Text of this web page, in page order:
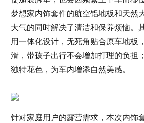
梦想家内饰套件的航空铝地板和天然
大气的同时解决了清洁和保养烦恼。
用一体化设计，无死角贴合原车地板
滑，带孩子出行不会增加打理的负担
独特花色，为车内增添自然美感。
针对家庭用户的露营需求，本次内饰